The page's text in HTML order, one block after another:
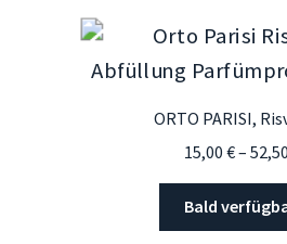
ORTO PARISI,
15,00 €– 52,50
Bald